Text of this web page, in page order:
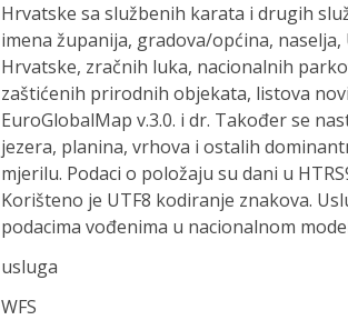
Hrvatske sa službenih karata i drugih
imena županija, gradova/općina,
Hrvatske, zračnih luka, nacionalnih
zaštićenih prirodnih objekata, listova
EuroGlobalMap v.3.0. i dr. Također se
jezera, planina, vrhova i ostalih
mjerilu. Podaci o položaju su dani u
Korišteno je UTF8 kodiranje znakova.
podacima vođenima u nacionalnom
usluga
WFS